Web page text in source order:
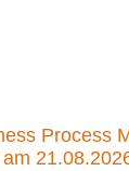
Process